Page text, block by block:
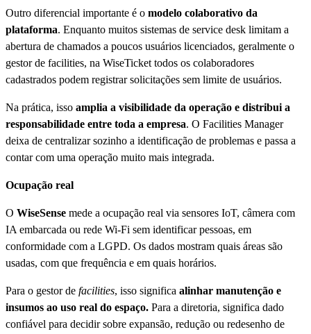
Outro diferencial importante é o modelo colaborativo da
plataforma. Enquanto muitos sistemas de service desk limitam a
abertura de chamados a poucos usuários licenciados, geralmente o
gestor de facilities, na WiseTicket todos os colaboradores
cadastrados podem registrar solicitações sem limite de usuários.
Na prática, isso amplia a visibilidade da operação e distribui a
responsabilidade entre toda a empresa. O Facilities Manager
deixa de centralizar sozinho a identificação de problemas e passa a
contar com uma operação muito mais integrada.
Ocupação real
O WiseSense mede a ocupação real via sensores IoT, câmera com
IA embarcada ou rede Wi-Fi sem identificar pessoas, em
conformidade com a LGPD. Os dados mostram quais áreas são
usadas, com que frequência e em quais horários.
Para o gestor de facilities, isso significa alinhar manutenção e
insumos ao uso real do espaço. Para a diretoria, significa dado
confiável para decidir sobre expansão, redução ou redesenho de